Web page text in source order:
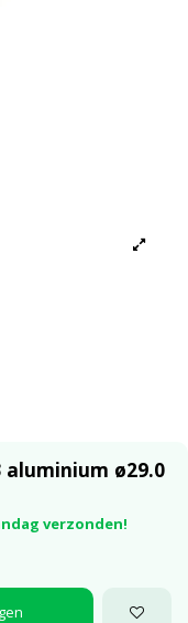
aluminium ø29.0
verzonden!